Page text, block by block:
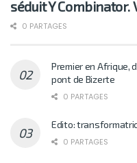
séduit Y Combinator.
0 PARTAGES
Premier en Afrique,
pont de Bizerte
0 PARTAGES
Edito:
0 PARTAGES